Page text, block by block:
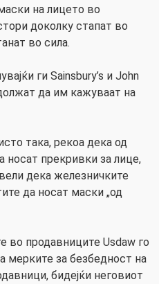
на лицето во
доколку стапат во
во сила.
ги Sainsbury’s и John
да им кажуваат на
така, рекоа дека од
носат прекривки за лице,
дека железничките
да носат маски „од
во продавниците Usdaw го
мерките за безбедност на
бидејќи неговиот